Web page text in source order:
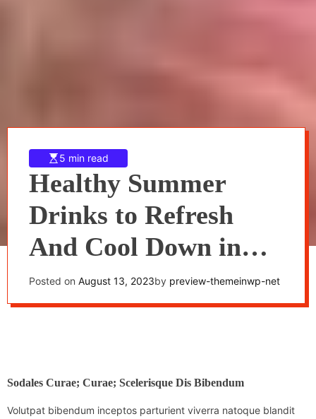
5 min read
Healthy Summer
Drinks to Refresh
And Cool Down in
Hot Weather
Posted on August 13, 2023by preview-themeinwp-net
Sodales Curae; Curae; Scelerisque Dis Bibendum
Volutpat bibendum inceptos parturient viverra natoque blandit